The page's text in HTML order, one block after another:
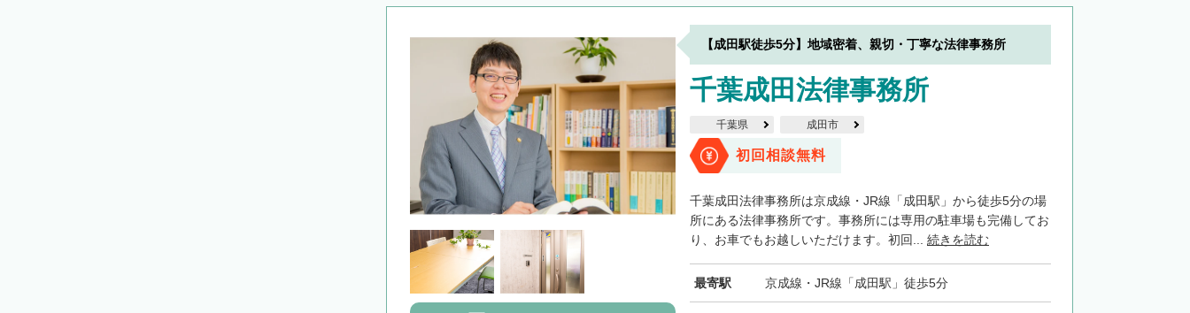
【成田駅徒歩5分】地域密着、親切・丁寧な法律事務所
千葉成田法律事務所
千葉県 成田市
初回相談無料
千葉成田法律事務所は京成線・JR線「成田駅」から徒歩5分の場
所にある法律事務所です。事務所には専用の駐車場も完備してお
り、お車でもお越しいただけます。初回... 続きを読む
最寄駅 京成線・JR線「成田駅」徒歩5分